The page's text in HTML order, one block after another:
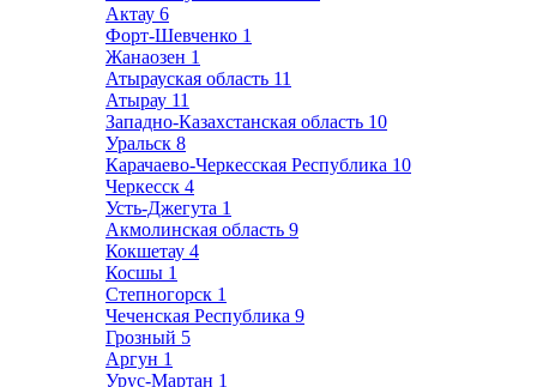
Актау 6
Форт-Шевченко 1
Жанаозен 1
Атырауская область 11
Атырау 11
Западно-Казахстанская область 10
Уральск 8
Карачаево-Черкесская Республика 10
Черкесск 4
Усть-Джегута 1
Акмолинская область 9
Кокшетау 4
Косшы 1
Степногорск 1
Чеченская Республика 9
Грозный 5
Аргун 1
Урус-Мартан 1